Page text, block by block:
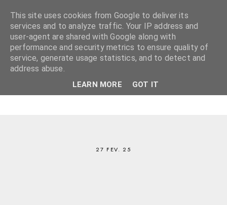
27 FEV. 25
This site uses cookies from Google to deliver its
services and to analyze traffic. Your IP address and
user-agent are shared with Google along with
performance and security metrics to ensure quality of
service, generate usage statistics, and to detect and
address abuse.
LEARN MORE GOT IT